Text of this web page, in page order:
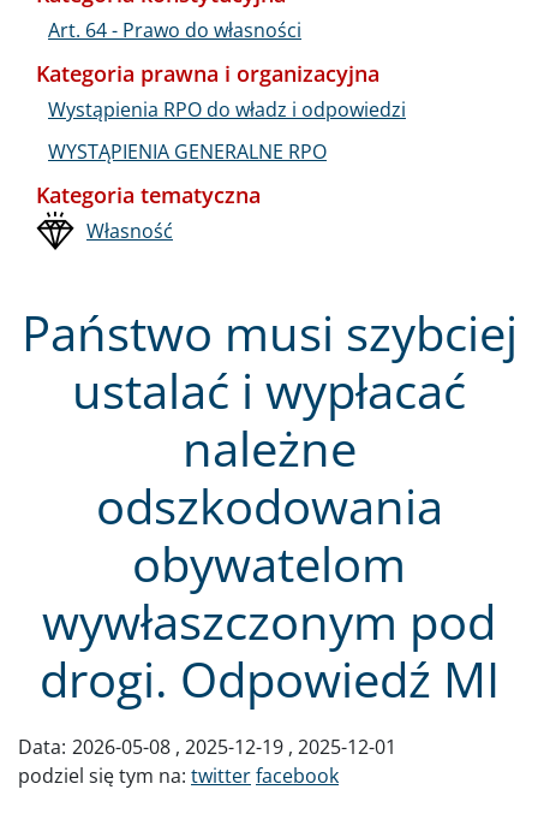
Państwo musi szybciej
ustalać i wypłacać
należne
odszkodowania
obywatelom
wywłaszczonym pod
drogi. Odpowiedź MI
Data: 2026-05-08 2025-12-19 2025-12-01
podziel się tym na: twitterfacebook
Art. 64 - Prawo do własności
Kategoria prawna i organizacyjna
Wystąpienia RPO do władz i odpowiedzi
WYSTĄPIENIA GENERALNE RPO
Kategoria tematyczna
Własność